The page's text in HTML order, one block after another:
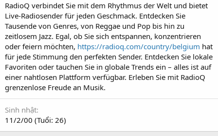
RadioQ verbindet Sie mit dem Rhythmus der Welt und bietet
Live-Radiosender für jeden Geschmack. Entdecken Sie
Tausende von Genres, von Reggae und Pop bis hin zu
zeitlosem Jazz. Egal, ob Sie sich entspannen, konzentrieren
oder feiern möchten, https://radioq.com/country/belgium hat
für jede Stimmung den perfekten Sender. Entdecken Sie lokale
Favoriten oder tauchen Sie in globale Trends ein – alles ist auf
einer nahtlosen Plattform verfügbar. Erleben Sie mit RadioQ
grenzenlose Freude an Musik.
Sinh nhật
11/2/00 (Tuổi: 26)